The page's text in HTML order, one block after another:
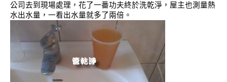
公司去到現場處理，花了一番功夫終於洗乾淨，屋主也測量熱
水出水量，一看出水量就多了兩倍。